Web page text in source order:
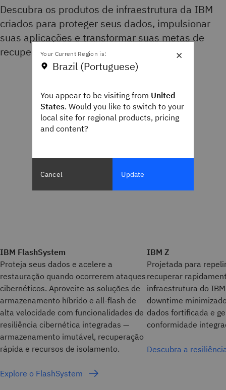
Descubra os produtos de infraestrutura da IBM
criados para proteger seus dados, impulsionar
suas aplicações e transformar suas metas de
recuperação cibernética em realidade
IBM FlashSystem
Proteja seus dados e acelere a
restauração quando ocorrerem ataques
cibernéticos. Aproveite as soluções de
armazenamento híbrido e all-flash de
alta velocidade com funcionalidades de
resiliência cibernética integradas —
armazenamento imutável, recuperação
rápida e recursos de isolamento.
Explore o FlashSystem
IBM Z
Projetada para
recuperar
infraestrutura do
downtime
dados fortificada e
conformidade
Descubra a
×
Your Current Region is:
Brazil (Portuguese)
You appear to be visiting from United
States. Would you like to switch to your
local site for regional products, pricing
and content?
Cancel Update